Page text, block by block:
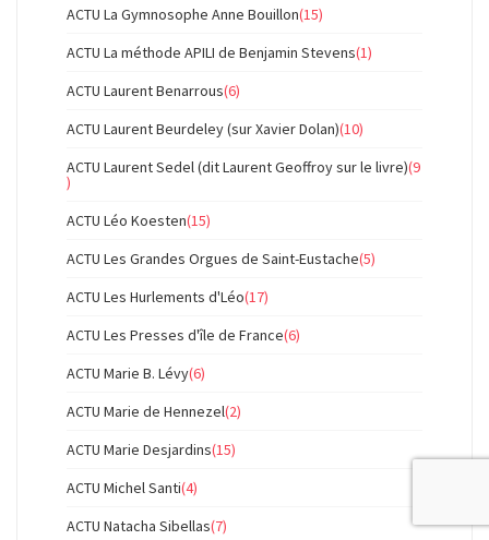
ACTU La Gymnosophe Anne Bouillon(15)
ACTU La méthode APILI de Benjamin Stevens(1)
ACTU Laurent Benarrous(6)
ACTU Laurent Beurdeley (sur Xavier Dolan)(10)
ACTU Laurent Sedel (dit Laurent Geoffroy sur le livre)(9
)
ACTU Léo Koesten(15)
ACTU Les Grandes Orgues de Saint-Eustache(5)
ACTU Les Hurlements d'Léo(17)
ACTU Les Presses d'île de France(6)
ACTU Marie B. Lévy(6)
ACTU Marie de Hennezel(2)
ACTU Marie Desjardins(15)
ACTU Michel Santi(4)
ACTU Natacha Sibellas(7)